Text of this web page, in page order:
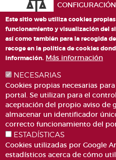
PLAZA DE SAN
Este sitio web utiliza cookies
funcionamiento y visualización del
así como también para la recogida
recoge en la política de cookies
información. Más información
NECESARIAS
Cookies propias necesarias
portal. Se utilizan para el
aceptación del propio aviso de
almacenar un identificador
correcto funcionamiento del
ESTADÍSTICAS
Cookies utilizadas por Google
estadísticos acerca de cómo